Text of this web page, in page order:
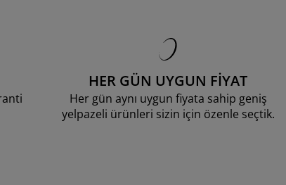
HER GÜN UYGUN FİYAT
Her gün aynı uygun fiyata sahip geniş
yelpazeli ürünleri sizin için özenle seçtik.